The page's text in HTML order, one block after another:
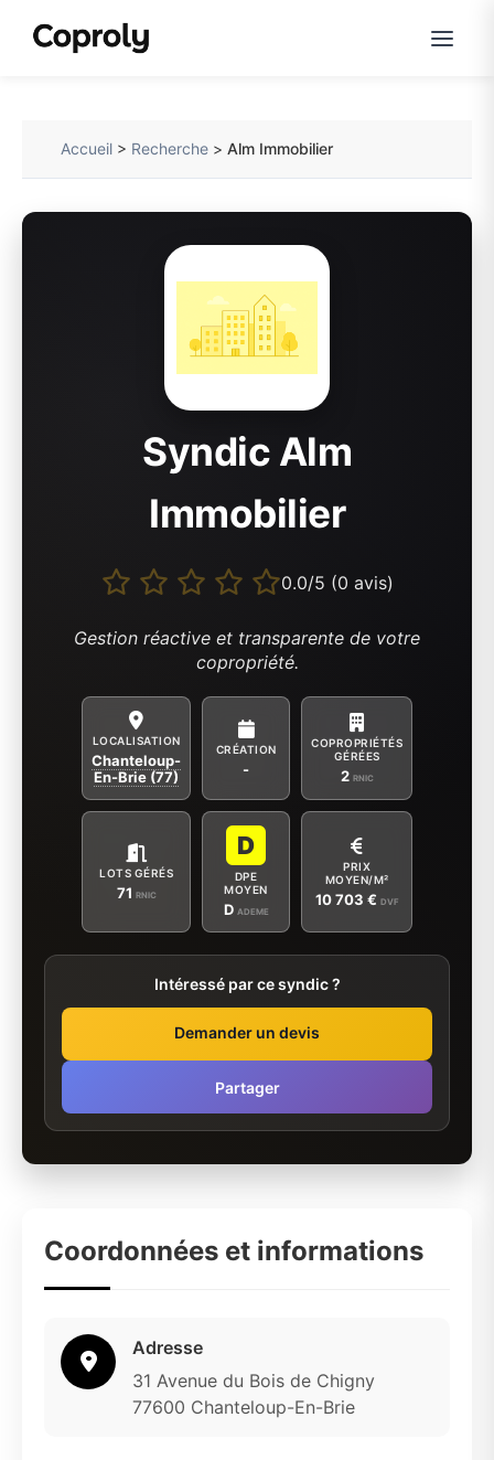
Accueil > Recherche >Alm Immobilier
Syndic Alm
Immobilier
0.0/5 (0 avis)
Gestion réactive et transparente de votre
copropriété.
LOCALISATION
Chanteloup-
En-Brie (77)
CRÉATION
-
COPROPRIÉTÉS
GÉRÉES
2 RNIC
LOTS GÉRÉS
71 RNIC
D
DPE
MOYEN
D ADEME
PRIX
MOYEN/M²
10 703 € DVF
Intéressé par ce syndic ?
Demander un devis
Partager
Coordonnées et informations
Adresse
31 Avenue du Bois de Chigny
77600 Chanteloup-En-Brie